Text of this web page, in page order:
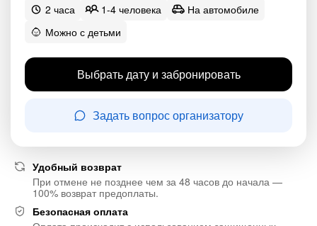
2 часа 1-4 человека
На автомобиле
Можно с детьми
Выбрать дату и забронировать
Задать вопрос организатору
Удобный возврат
При отмене не позднее чем за 48 часов до начала —
100% возврат предоплаты.
Безопасная оплата